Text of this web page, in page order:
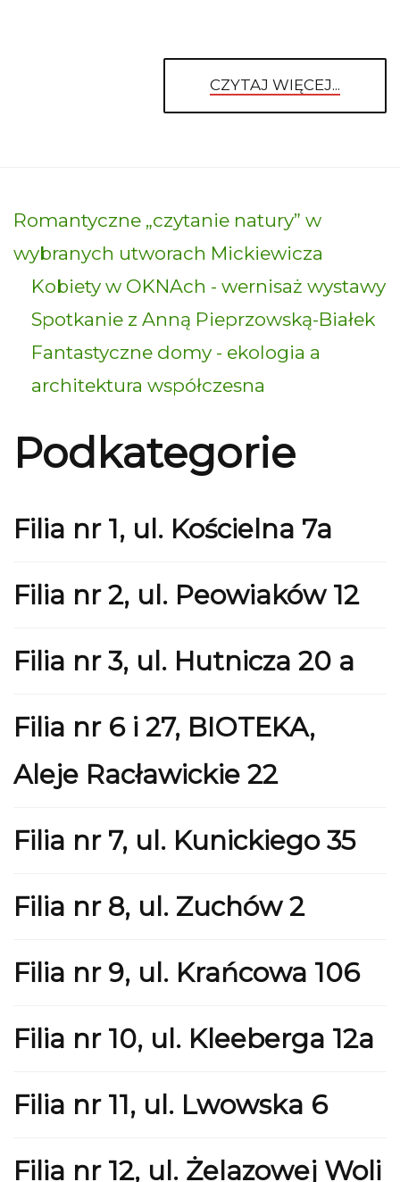
CZYTAJ WIĘCEJ...
Romantyczne „czytanie natury” w
wybranych utworach Mickiewicza
Kobiety w OKNAch - wernisaż wystawy
Spotkanie z Anną Pieprzowską-Białek
Fantastyczne domy - ekologia a
architektura współczesna
Podkategorie
Filia nr 1, ul. Kościelna 7a
Filia nr 2, ul. Peowiaków 12
Filia nr 3, ul. Hutnicza 20 a
Filia nr 6 i 27, BIOTEKA,
Aleje Racławickie 22
Filia nr 7, ul. Kunickiego 35
Filia nr 8, ul. Zuchów 2
Filia nr 9, ul. Krańcowa 106
Filia nr 10, ul. Kleeberga 12a
Filia nr 11, ul. Lwowska 6
Filia nr 12, ul. Żelazowej Woli